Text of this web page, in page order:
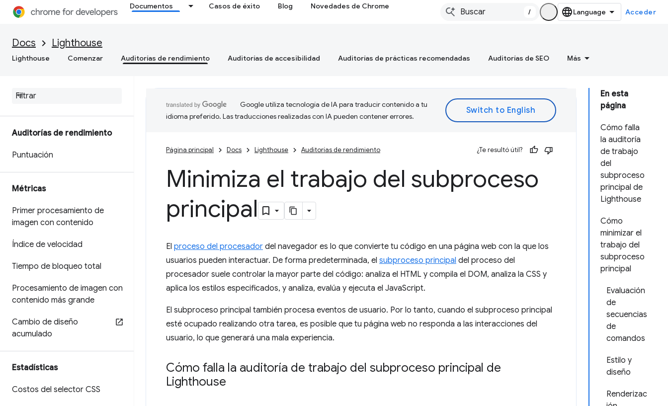
Documentos Casos de éxito Blog Novedades de Chrome
/ Acceder
Docs Lighthouse
Lighthouse Comenzar Auditorías de rendimiento Auditorías de accesibilidad Auditorías de prácticas recomendadas Auditorías de SEO Más
Auditorías de rendimiento
Puntuación
Métricas
Primer procesamiento de
imagen con contenido
Índice de velocidad
Tiempo de bloqueo total
Procesamiento de imagen con
contenido más grande
Cambio de diseño
acumulado
Estadísticas
Costos del selector CSS
En esta
página
Cómo falla
la auditoría
de trabajo
del
subproceso
principal de
Lighthouse
Cómo
minimizar el
trabajo del
subproceso
principal
Evaluación
de
secuencias
de
comandos
Estilo y
diseño
Renderizac
Google utiliza tecnología de IA para traducir contenido a tu
idioma preferido. Las traducciones realizadas con IA pueden contener errores.
Página principal Docs Lighthouse Auditorías de rendimiento ¿Te resultó útil?
Minimiza el trabajo del subproceso
principal
El proceso del procesador del navegador es lo que convierte tu código en una página web con la que los
usuarios pueden interactuar. De forma predeterminada, el subproceso principal del proceso del
procesador suele controlar la mayor parte del código: analiza el HTML y compila el DOM, analiza la CSS y
aplica los estilos especificados, y analiza, evalúa y ejecuta el JavaScript.
El subproceso principal también procesa eventos de usuario. Por lo tanto, cuando el subproceso principal
esté ocupado realizando otra tarea, es posible que tu página web no responda a las interacciones del
usuario, lo que generará una mala experiencia.
Cómo falla la auditoría de trabajo del subproceso principal de
Lighthouse